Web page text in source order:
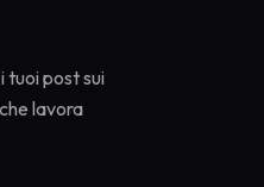
tuoi post sui
lavora